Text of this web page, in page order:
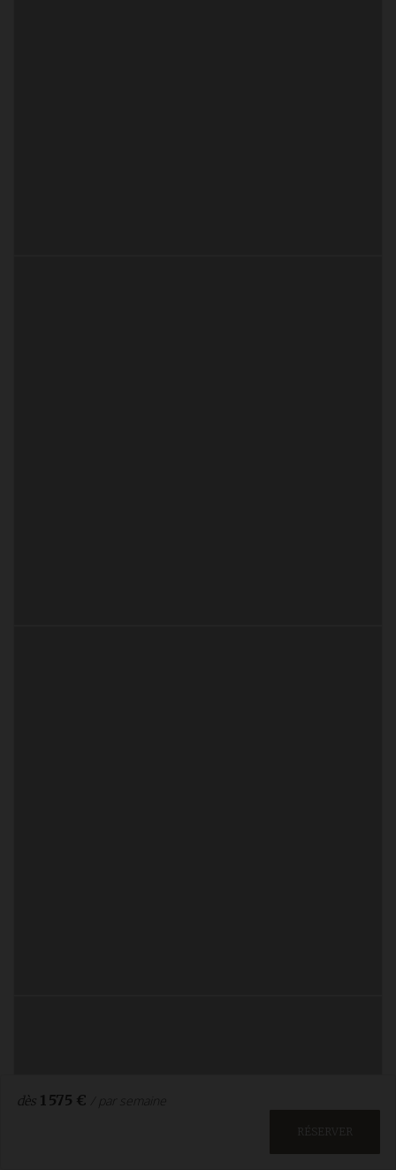
dès 1 575 € / par semaine
RÉSERVER